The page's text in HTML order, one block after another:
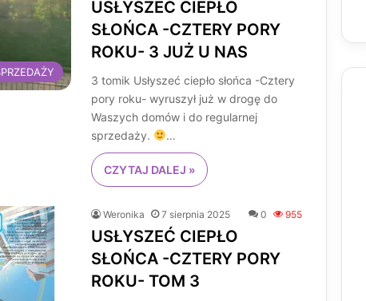
USŁYSZEĆ CIEPŁO
SŁOŃCA -CZTERY PORY
ROKU- 3 JUŻ U NAS
3 tomik Usłyszeć ciepło słońca -Cztery
pory roku- wyruszył już w drogę do
Waszych domów i do regularnej
sprzedaży.
…
CZYTAJ DALEJ »
Weronika 7 sierpnia 2025 0 955
USŁYSZEĆ CIEPŁO
SŁOŃCA -CZTERY PORY
ROKU- TOM 3